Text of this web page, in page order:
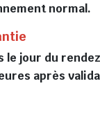
normal.
le jour du
après